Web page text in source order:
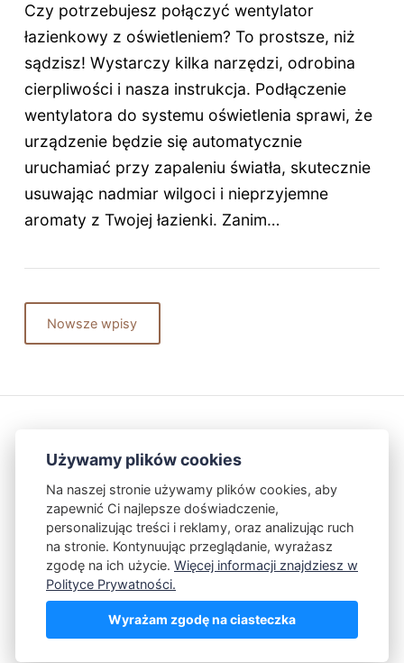
Czy potrzebujesz połączyć wentylator
łazienkowy z oświetleniem? To prostsze, niż
sądzisz! Wystarczy kilka narzędzi, odrobina
cierpliwości i nasza instrukcja. Podłączenie
wentylatora do systemu oświetlenia sprawi, że
urządzenie będzie się automatycznie
uruchamiać przy zapaleniu światła, skutecznie
usuwając nadmiar wilgoci i nieprzyjemne
aromaty z Twojej łazienki. Zanim…
Nowsze wpisy
Kontakt Polityka Prywatności
Powered by Publii
Używamy plików cookies
Na naszej stronie używamy plików cookies, aby
zapewnić Ci najlepsze doświadczenie,
personalizując treści i reklamy, oraz analizując ruch
na stronie. Kontynuując przeglądanie, wyrażasz
zgodę na ich użycie. Więcej informacji znajdziesz w
Polityce Prywatności.
Wyrażam zgodę na ciasteczka